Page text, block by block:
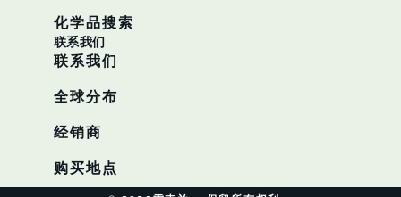
化学品搜索
联系我们
联系我们
全球分布
经销商
购买地点